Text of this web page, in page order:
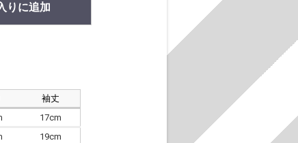
りに追加
袖丈
17cm
19cm